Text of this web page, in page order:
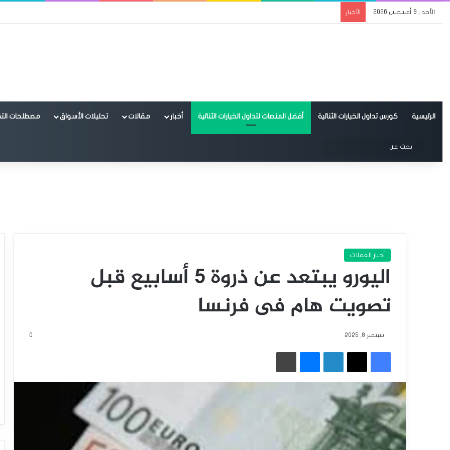
الأحد , 9 أغسطس 2026 الأخبار
الرئيسية كورس تداول الخيارات الثنائية أفضل المنصات لتداول الخيارات الثنائية أخبار مقالات تحليلات الأسواق مصطلحات
الوضع المظلم
عن
أخبار العملات
اليورو يبتعد عن ذروة 5 أسابيع قبل
تصويت هام فى فرنسا
سبتمبر 8, 2025 0
فيسبوك
‫X لينكدإن ماسنجر طباعة